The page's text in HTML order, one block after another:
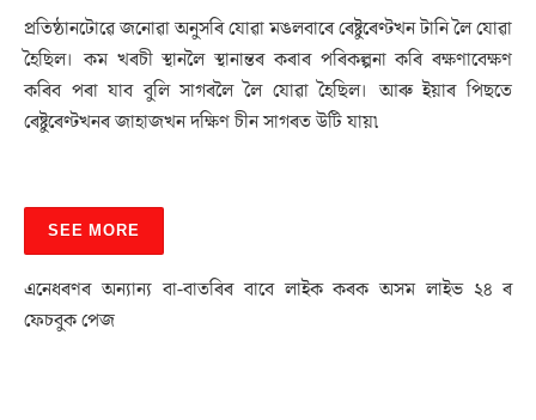
প্ৰতিষ্ঠানটোৱে জনোৱা অনুসৰি যোৱা মঙলবাৰে ৰেষ্টুৰেণ্টখন টানি লৈ যোৱা
হৈছিল। কম খৰচী স্থানলৈ স্থানান্তৰ কৰাৰ পৰিকল্পনা কৰি ৰক্ষণাবেক্ষণ
কৰিব পৰা যাব বুলি সাগৰলৈ লৈ যোৱা হৈছিল। আৰু ইয়াৰ পিছতে
ৰেষ্টুৰেণ্টখনৰ জাহাজখন দক্ষিণ চীন সাগৰত উটি যায়৷
SEE MORE
এনেধৰণৰ অন্যান্য বা-বাতৰিৰ বাবে লাইক কৰক অসম লাইভ ২৪ ৰ
ফেচবুক পেজ